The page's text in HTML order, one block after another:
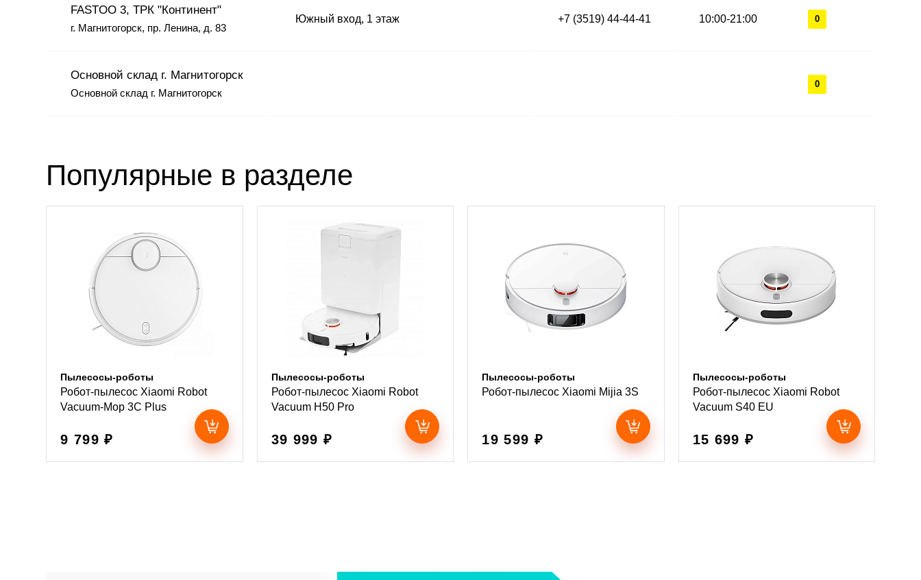
FASTOO 3, ТРК "Континент"
г. Магнитогорск, пр. Ленина, д. 83
Южный вход, 1 этаж +7 (3519) 44-44-41 10:00-21:00 0
Основной склад г. Магнитогорск
Основной склад г. Магнитогорск
0
Популярные в разделе
Пылесосы-роботы
Робот-пылесос Xiaomi Robot
Vacuum-Mop 3C Plus
9 799 ₽
Пылесосы-роботы
Робот-пылесос Xiaomi Robot
Vacuum H50 Pro
39 999 ₽
Пылесосы-роботы
Робот-пылесос Xiaomi Mijia 3S
19 599 ₽
Пылесосы-роботы
Робот-пылесос Xiaomi Robot
Vacuum S40 EU
15 699 ₽